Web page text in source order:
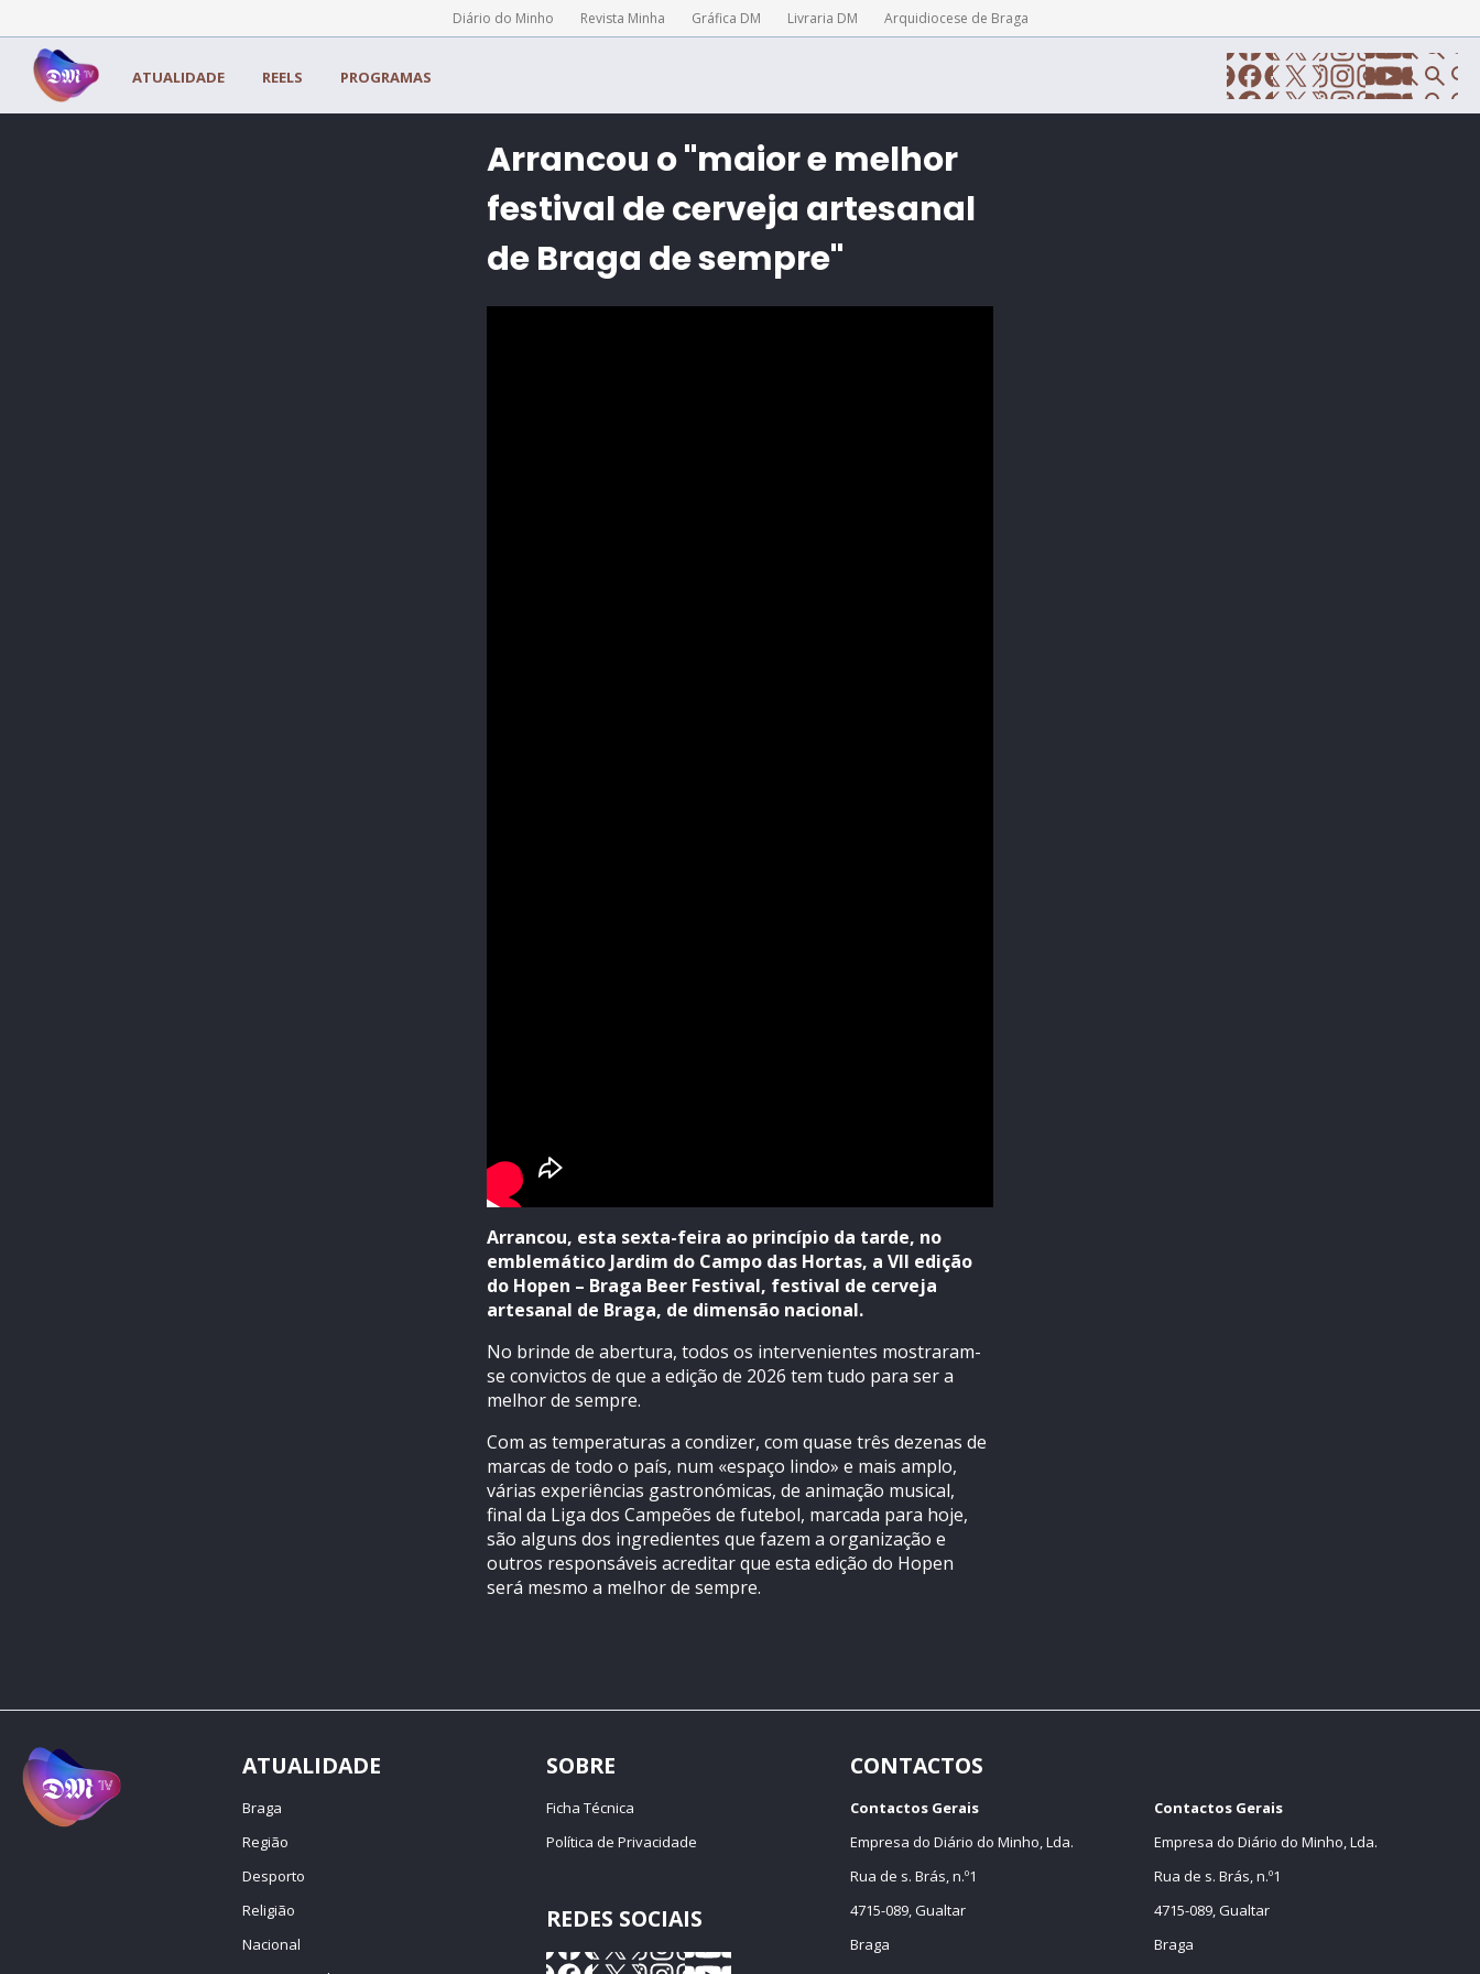
Diário do Minho Revista Minha Gráfica DM Livraria DM Arquidiocese de Braga
ATUALIDADE REELS PROGRAMAS
Arrancou o "maior e melhor
festival de cerveja artesanal
de Braga de sempre"
Arrancou, esta sexta-feira ao princípio da tarde, no
emblemático Jardim do Campo das Hortas, a VII edição
do Hopen – Braga Beer Festival, festival de cerveja
artesanal de Braga, de dimensão nacional.
No brinde de abertura, todos os intervenientes mostraram-
se convictos de que a edição de 2026 tem tudo para ser a
melhor de sempre.
Com as temperaturas a condizer, com quase três dezenas de
marcas de todo o país, num «espaço lindo» e mais amplo,
várias experiências gastronómicas, de animação musical,
final da Liga dos Campeões de futebol, marcada para hoje,
são alguns dos ingredientes que fazem a organização e
outros responsáveis acreditar que esta edição do Hopen
será mesmo a melhor de sempre.
ATUALIDADE
Braga
Região
Desporto
Religião
Nacional
SOBRE
Ficha Técnica
Política de Privacidade
REDES SOCIAIS
CONTACTOS
Contactos Gerais
Empresa do Diário do Minho, Lda.
Rua de s. Brás, n.º1
4715-089, Gualtar
Braga
Contactos Gerais
Empresa do Diário do Minho, Lda.
Rua de s. Brás, n.º1
4715-089, Gualtar
Braga